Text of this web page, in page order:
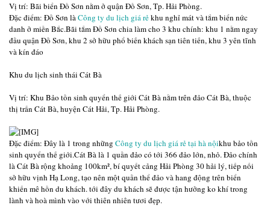
Vị trí: Bãi biển Ðồ Sơn nằm ở quận Đồ Sơn, Tp. Hải Phòng.
Đặc điểm: Ðồ Sơn làCông ty du lịch giá rẻkhu nghỉ mát và tắm biển nức
danh ở miền Bắc.Bãi tắm Ðồ Sơn chia làm cho 3 khu chính: khu 1 nằm ngay
đầu quận Ðồ Sơn, khu 2 sở hữu phổ biến khách sạn tiên tiến, khu 3 yên tĩnh
và kín đáo
Khu du lịch sinh thái Cát Bà
Vị trí: Khu Bảo tồn sinh quyển thế giới Cát Bà nằm trên đảo Cát Bà, thuộc
thị trấn Cát Bà, huyện Cát Hải, Tp. Hải Phòng.
Đặc điểm: Đây là 1 trong những Công ty du lịch giá rẻ tại hà nộikhu bảo tồn
sinh quyển thế giới.Cát Bà là 1 quần đảo có tới 366 đảo lớn, nhỏ. Ðảo chính
là Cát Bà rộng khoảng 100km², bí quyết cảng Hải Phòng 30 hải lý, tiếp nối
sở hữu vịnh Hạ Long, tạo nên một quần thể đảo và hang động trên biển
khiến mê hồn du khách. tới đây du khách sẽ được tận hưởng ko khí trong
lành và hoà mình vào với thiên nhiên tươi đẹp.